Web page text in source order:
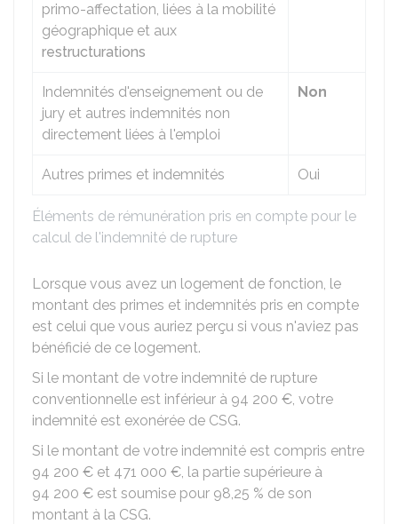
Éléments de rémunération pris en compte pour le
calcul de l'indemnité de rupture
primo-affectation, liées à la mobilité
géographique et aux
restructurations
Indemnités d'enseignement ou de
jury et autres indemnités non
directement liées à l'emploi
Non
Autres primes et indemnités Oui
Lorsque vous avez un logement de fonction, le
montant des primes et indemnités pris en compte
est celui que vous auriez perçu si vous n'aviez pas
bénéficié de ce logement.
Si le montant de votre indemnité de rupture
conventionnelle est inférieur à 94 200 €, votre
indemnité est exonérée de CSG.
Si le montant de votre indemnité est compris entre
94 200 € et 471 000 €, la partie supérieure à
94 200 € est soumise pour 98,25 % de son
montant à la CSG.